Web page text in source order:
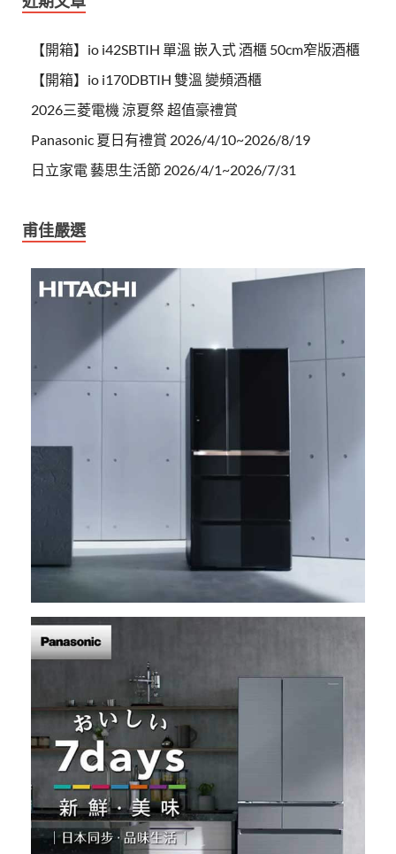
【開箱】io i42SBTIH 單溫 嵌入式 酒櫃 50cm窄版酒櫃
【開箱】io i170DBTIH 雙溫 變頻酒櫃
2026三菱電機 涼夏祭 超值豪禮賞
Panasonic 夏日有禮賞 2026/4/10~2026/8/19
日立家電 藝思生活節 2026/4/1~2026/7/31
甫佳嚴選